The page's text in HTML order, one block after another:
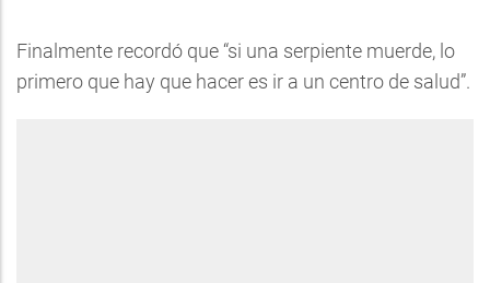
Finalmente recordó que “si una serpiente muerde, lo
primero que hay que hacer es ir a un centro de salud”.